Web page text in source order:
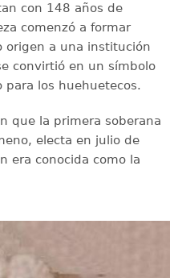
con 148 años de
comenzó a formar
origen a una institución
convirtió en un símbolo
los huehuetecos.
que la primera soberana
electa en julio de
era conocida como la